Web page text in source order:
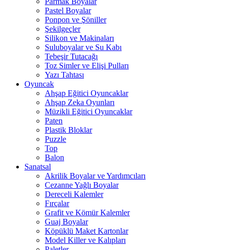
Pastel Boyalar
Ponpon ve Şöniller
Şekilgeçler
Silikon ve Makinaları
Suluboyalar ve Su Kabı
Tebeşir Tutacağı
Toz Simler ve Elişi Pulları
Yazı Tahtası
Oyuncak
Ahşap Eğitici Oyuncaklar
Ahşap Zeka Oyunları
Müzikli Eğitici Oyuncaklar
Paten
Plastik Bloklar
Puzzle
Top
Balon
Sanatsal
Akrilik Boyalar ve Yardımcıları
Cezanne Yağlı Boyalar
Dereceli Kalemler
Fırçalar
Grafit ve Kömür Kalemler
Guaj Boyalar
Köpüklü Maket Kartonlar
Model Killer ve Kalıpları